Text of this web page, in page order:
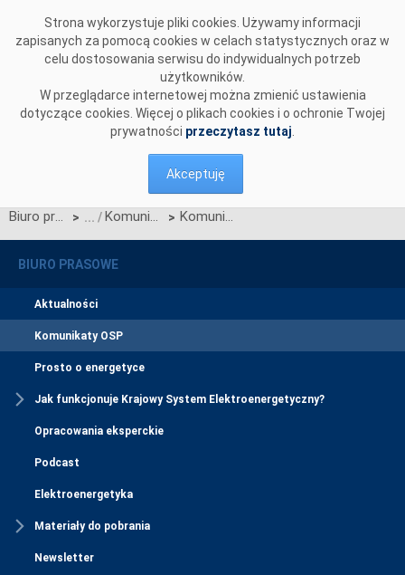
Strona wykorzystuje pliki cookies. Używamy informacji
zapisanych za pomocą cookies w celach statystycznych oraz w
celu dostosowania serwisu do indywidualnych potrzeb
użytkowników.
W przeglądarce internetowej można zmienić ustawienia
dotyczące cookies. Więcej o plikach cookies i o ochronie Twojej
prywatności przeczytasz tutaj
Akceptuję
Biuro prasowe > Komunikaty OSP > Komunikat OSP z dnia 3 czerwca 2024 r. w sprawie zatwierdzenia przez Prezesa URE Karty aktualizacji nr 1/CW-1/CK-1/CB-1/2024 IRiESP
BIURO PRASOWE
Aktualności
Komunikaty OSP
Prosto o energetyce
Jak funkcjonuje Krajowy System Elektroenergetyczny?
Opracowania eksperckie
Podcast
Elektroenergetyka
Materiały do pobrania
Newsletter